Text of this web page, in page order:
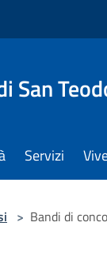
San
Servizi
> Bandi di